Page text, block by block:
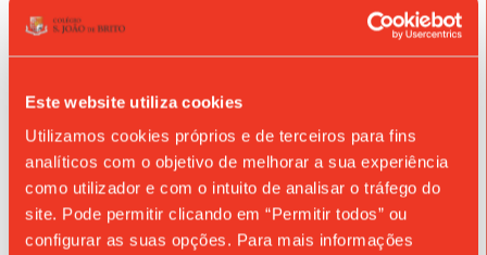
Este website utiliza cookies
Utilizamos cookies próprios e de terceiros para fins
analíticos com o objetivo de melhorar a sua experiência
como utilizador e com o intuito de analisar o tráfego do
site. Pode permitir clicando em “Permitir todos” ou
configurar as suas opções. Para mais informações
informações clique em “Mostrar detalhes” ou consulte a
nossaPolítica de Privacidade
utilizados por websites para tornar a experiência do
A lei diz que podemos armazenar cookies no seu dispositivo
se forem estritamente necessários para o funcionamento
deste site. Para todos os outros tipos de cookies precisamos
da sua permissão.